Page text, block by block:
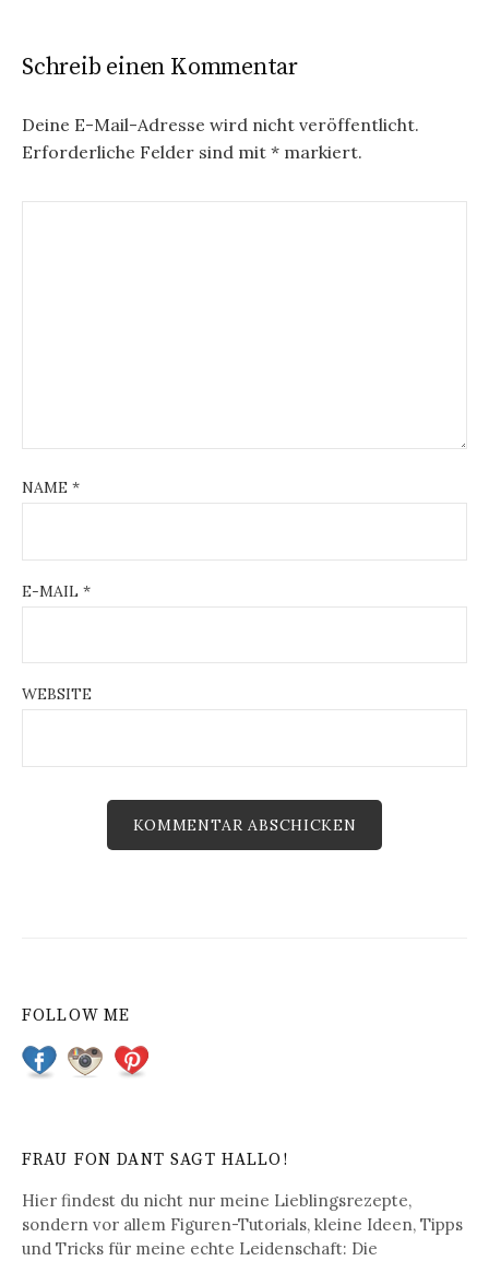
r
g
s
n
o
Schreib einen Kommentar
Deine E-Mail-Adresse wird nicht veröffentlicht.
Erforderliche Felder sind mit * markiert.
NAME *
E-MAIL *
WEBSITE
FOLLOW ME
FRAU FON DANT SAGT HALLO!
Hier findest du nicht nur meine Lieblingsrezepte,
sondern vor allem Figuren-Tutorials, kleine Ideen, Tipps
und Tricks für meine echte Leidenschaft: Die